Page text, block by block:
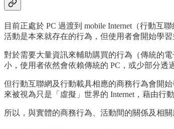
目前正處於 PC 過渡到 mobile Internet（行動
活動是本來就存在的行為，但使用者會開始學
對於需要大量資訊來輔助購買的行為（傳統的
小，使用者依然會依賴傳統的 PC，或少部分透過
但行動互聯網及行動載具相應的商務行為會開
來被視為只是「虛擬」世界的 Internet，藉由行
所以，與實體的商務行為、活動間的關係及相